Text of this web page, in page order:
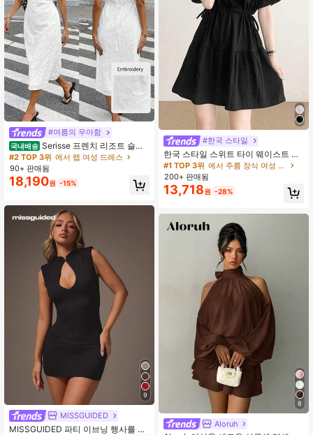
#여름의 우아함
국내배송 Serisse 프렌치 리조트 슬림
웨이스트 브이넥 민소매 속이 훤히 보
이는 자수 드레스, 웨딩 드레스, 레이
디스 여름 드레스, 우아한 리조트 드레
스, 레이디스 봄 드레스, 레이디스 여
#2 TOP 3위 에서 랩 여성 드레스
90+ 판매됨
18,190원 -15%
9
MISSGUIDED
MISSGUIDED 파티 이브닝 행사를 위
#한국 스타일
한국 스타일 스위트 타이 웨이스트 라
운드 넥 반팔 캐주얼 다용도 크롭 미니
드레스 여성용, 여름 블랙 엘레강트
#1 TOP 3위
에서 주름 장식 여성 드레스
200+ 판매됨
13,718원 -28%
8
Aloruh